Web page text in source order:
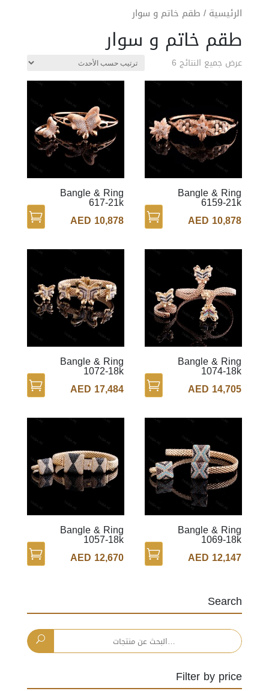
الرئيسية / طقم خاتم و سوار
طقم خاتم و سوار
عرض جميع النتائج 6
Bangle & Ring
6159-21k
AED 10,878
Bangle & Ring
617-21k
AED 10,878
Bangle & Ring
1074-18k
AED 14,705
Bangle & Ring
1072-18k
AED 17,484
Bangle & Ring
1069-18k
AED 12,147
Bangle & Ring
1057-18k
AED 12,670
Search
البحث
Filter by price